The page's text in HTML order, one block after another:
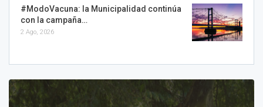
#ModoVacuna: la Municipalidad continúa
con la campaña…
2 Ago, 2026